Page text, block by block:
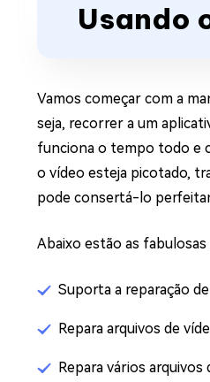
Usando
Vamos começar com a
seja, recorrer a um
funciona o tempo todo e
o vídeo esteja picotado,
pode consertá-lo
Abaixo estão as fabulosas
Suporta a reparação
Repara arquivos de
Repara vários